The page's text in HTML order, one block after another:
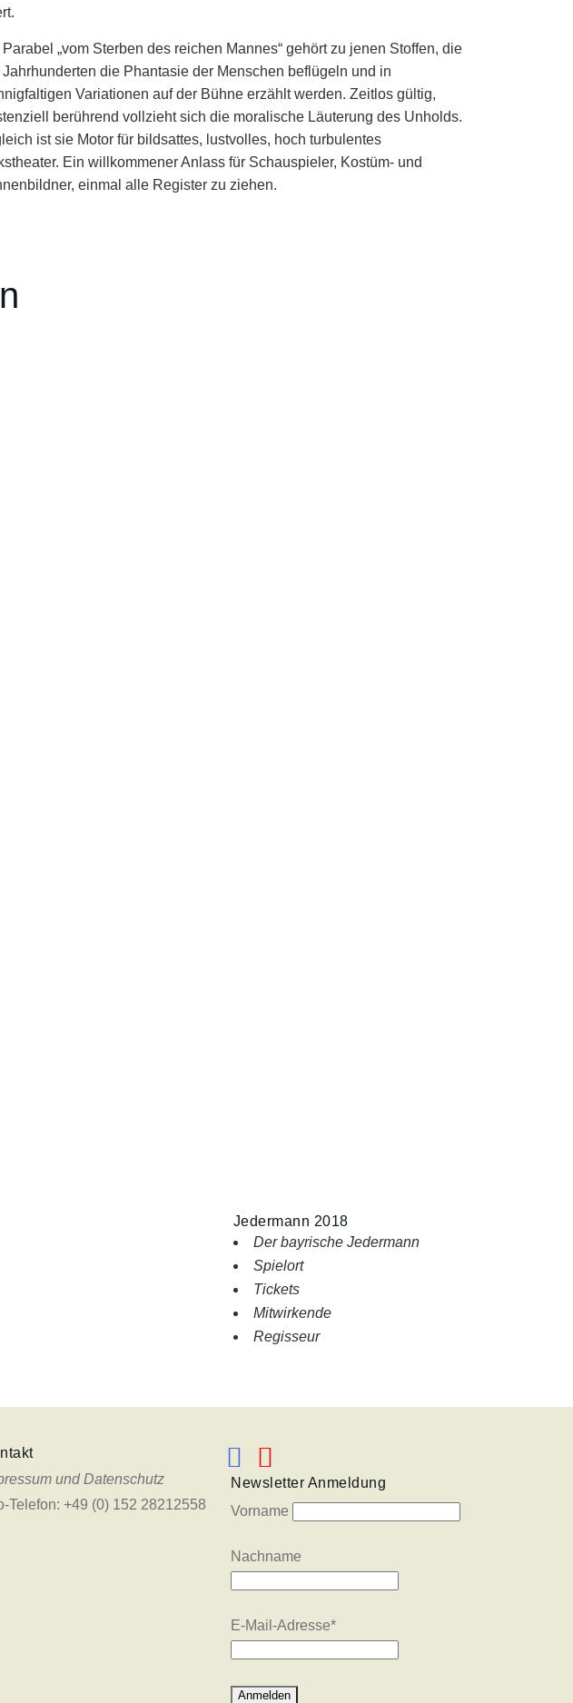
Parabel „vom Sterben des reichen Mannes“ gehört zu jenen Stoffen, die
Jahrhunderten die Phantasie der Menschen beflügeln und in
Variationen auf der Bühne erzählt werden. Zeitlos gültig,
berührend vollzieht sich die moralische Läuterung des Unholds.
ist sie Motor für bildsattes, lustvolles, hoch turbulentes
Ein willkommener Anlass für Schauspieler, Kostüm- und
einmal alle Register zu ziehen.
Jedermann 2018
Der bayrische Jedermann
Spielort
Tickets
Mitwirkende
Regisseur
und Datenschutz
Telefon: +49 (0) 152 28212558
Newsletter Anmeldung
Vorname
Nachname
E-Mail-Adresse*